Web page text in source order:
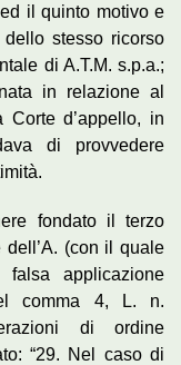
il quinto motivo e
stesso ricorso
di A.T.M. s.p.a.;
in relazione al
d’appello, in
di provvedere
fondato il terzo
(con il quale
applicazione
comma 4, L. n.
di ordine
“29. Nel caso di